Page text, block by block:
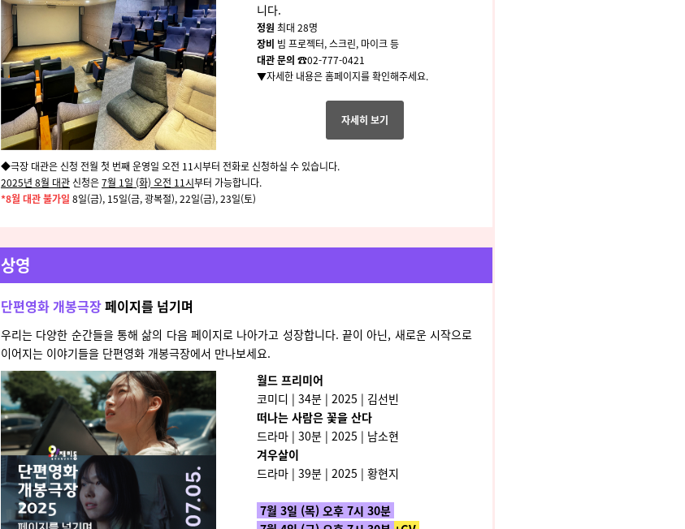
니다.
정원 최대 28명
장비 빔 프로젝터, 스크린, 마이크 등
대관 문의 ☎02-777-0421
▼자세한 내용은 홈페이지를 확인해주세요.
자세히 보기
◆극장 대관은 신청 전월 첫 번째 운영일 오전 11시부터 전화로 신청하실 수 있습니다.
2025년 8월 대관신청은7월 1일 (화) 오전 11시부터 가능합니다.
*8월 대관 불가일 8일(금), 15일(금, 광복절), 22일(금), 23일(토)
상영
단편영화 개봉극장페이지를 넘기며
우리는 다양한 순간들을 통해 삶의 다음 페이지로 나아가고 성장합니다. 끝이 아닌, 새로운 시작으로
이어지는 이야기들을 단편영화 개봉극장에서 만나보세요.
월드 프리미어
코미디 | 34분 | 2025 | 김선빈
떠나는 사람은 꽃을 산다
드라마 | 30분 | 2025 | 남소현
겨우살이
드라마 | 39분 | 2025 | 황현지
7월 3일 (목) 오후 7시 30분